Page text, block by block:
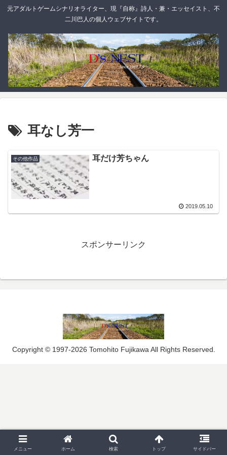
元アダルトゲームシナリオライター、現『自称』詩人・兼・エッセイスト、不
二川巴人の個人ウェブサイトです。
耳なし芳一
その他作品 耳だけ芳ちゃん
2019.05.10
スポンサーリンク
Copyright © 1997-2026 Tomohito Fujikawa All Rights Reserved.
メニュー ホーム 検索 トップ サイドバー